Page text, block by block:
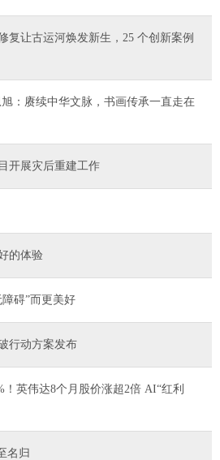
复让古运河焕发新生，25 个创新案例
旭：赓续中华文脉，书画传承一直走在
开展灾后重建工作
的体验
碍”而更美好
行动方案发布
英伟达8个月股价涨超2倍 AI“红利
名归